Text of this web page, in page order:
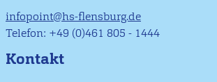
infopoint@hs-flensburg.de
Telefon: +49 (0)461 805 - 1444
Kontakt